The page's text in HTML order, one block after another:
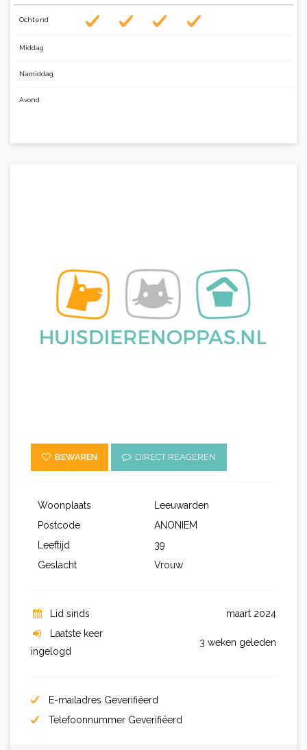
Ochtend
Middag
Namiddag
Avond
BEWAREN DIRECT REAGEREN
Woonplaats
Leeuwarden
Postcode
ANONIEM
Leeftijd
39
Geslacht
Vrouw
Lid sinds
maart 2024
Laatste keer
ingelogd
3 weken geleden
E-mailadres Geverifiëerd
Telefoonnummer Geverifiëerd